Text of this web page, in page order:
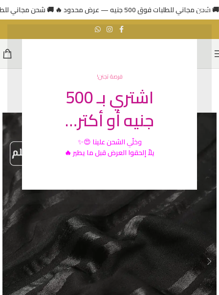
فرصة تجنن!
اشتري بـ 500
جنيه أو أكتر…
وخلّيالشحن علينا😍✨
يلاّ إلحقوا العرض قبل ما يطير 🔥
🚚 شحن مجاني للطلبات فوق 500 جنيه — عرض محدود 🔥 🚚 شحن مجاني للطلبات فوق 500